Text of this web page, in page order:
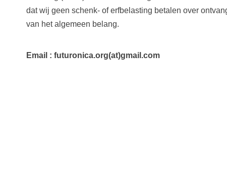
dat wij geen schenk- of erfbelasting betalen over
van het algemeen belang.
Email : futuronica.org(at)gmail.com